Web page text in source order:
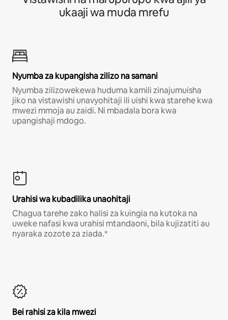
ukaaji wa muda mrefu
Nyumba za kupangisha zilizo na samani
Nyumba zilizowekewa huduma kamili zinajumuisha
jiko na vistawishi unavyohitaji ili uishi kwa starehe kwa
mwezi mmoja au zaidi. Ni mbadala bora kwa
upangishaji mdogo.
Urahisi wa kubadilika unaohitaji
Chagua tarehe zako halisi za kuingia na kutoka na
uweke nafasi kwa urahisi mtandaoni, bila kujizatiti au
nyaraka zozote za ziada.*
Bei rahisi za kila mwezi